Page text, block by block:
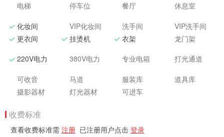
电梯
停车位 餐厅 休息室
化妆间 VIP化妆间 洗手间
VIP洗手间
更衣间
挂烫机 衣架 龙门架
220V电力 380V电力 专业电箱 打光通道
可收音 马道 服装库
道具库
摄影器材
灯光器材 可进车
收费标准
查看收费标准需 注册 已注册用户点击 登录